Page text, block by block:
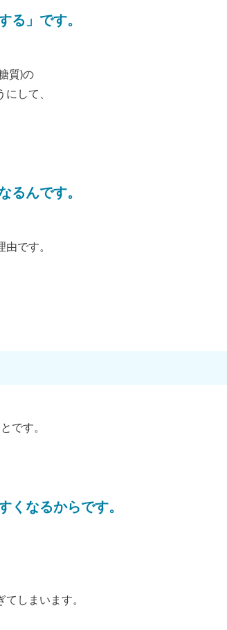
る」です。
質)の
して、
るんです。
です。
です。
くなるからです。
しまいます。